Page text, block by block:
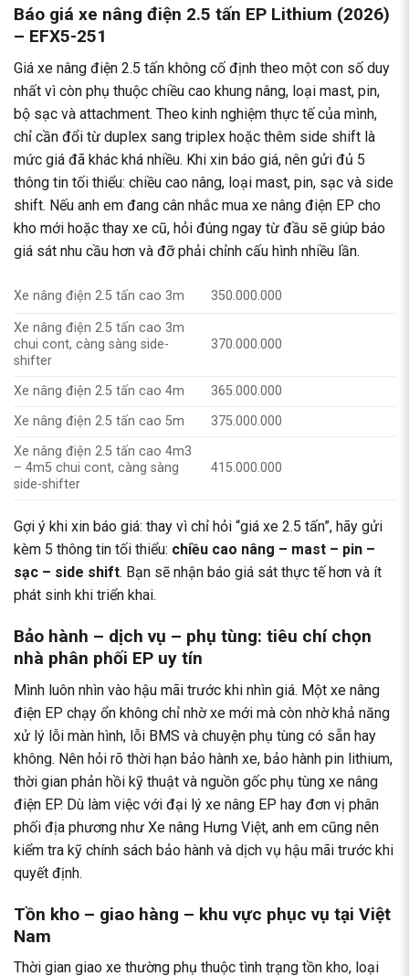
Báo giá xe nâng điện 2.5 tấn EP Lithium (2026)
– EFX5-251
Giá xe nâng điện 2.5 tấn không cố định theo một con số duy
nhất vì còn phụ thuộc chiều cao khung nâng, loại mast, pin,
bộ sạc và attachment. Theo kinh nghiệm thực tế của mình,
chỉ cần đổi từ duplex sang triplex hoặc thêm side shift là
mức giá đã khác khá nhiều. Khi xin báo giá, nên gửi đủ 5
thông tin tối thiểu: chiều cao nâng, loại mast, pin, sạc và side
shift. Nếu anh em đang cân nhắc mua xe nâng điện EP cho
kho mới hoặc thay xe cũ, hỏi đúng ngay từ đầu sẽ giúp báo
giá sát nhu cầu hơn và đỡ phải chỉnh cấu hình nhiều lần.
Xe nâng điện 2.5 tấn cao 3m 350.000.000
Xe nâng điện 2.5 tấn cao 3m
chui cont, càng sàng side-
shifter
370.000.000
Xe nâng điện 2.5 tấn cao 4m
365.000.000
Xe nâng điện 2.5 tấn cao 5m
375.000.000
Xe nâng điện 2.5 tấn cao 4m3
– 4m5 chui cont, càng sàng
side-shifter
415.000.000
Gợi ý khi xin báo giá: thay vì chỉ hỏi “giá xe 2.5 tấn”, hãy gửi
kèm 5 thông tin tối thiểu: chiều cao nâng – mast – pin –
sạc – side shift. Bạn sẽ nhận báo giá sát thực tế hơn và ít
phát sinh khi triển khai.
Bảo hành – dịch vụ – phụ tùng: tiêu chí chọn
nhà phân phối EP uy tín
Mình luôn nhìn vào hậu mãi trước khi nhìn giá. Một xe nâng
điện EP chạy ổn không chỉ nhờ xe mới mà còn nhờ khả năng
xử lý lỗi màn hình, lỗi BMS và chuyện phụ tùng có sẵn hay
không. Nên hỏi rõ thời hạn bảo hành xe, bảo hành pin lithium,
thời gian phản hồi kỹ thuật và nguồn gốc phụ tùng xe nâng
điện EP. Dù làm việc với đại lý xe nâng EP hay đơn vị phân
phối địa phương như Xe nâng Hưng Việt, anh em cũng nên
kiểm tra kỹ chính sách bảo hành và dịch vụ hậu mãi trước khi
quyết định.
Tồn kho – giao hàng – khu vực phục vụ tại Việt
Nam
Thời gian giao xe thường phụ thuộc tình trạng tồn kho, loại